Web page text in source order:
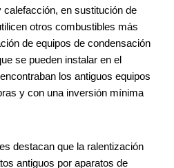
en sustitución de
otros combustibles más
de equipos de condensación
se pueden instalar en el
los antiguos equipos
y con una inversión mínima
destacan que la ralentización
antiguos por aparatos de